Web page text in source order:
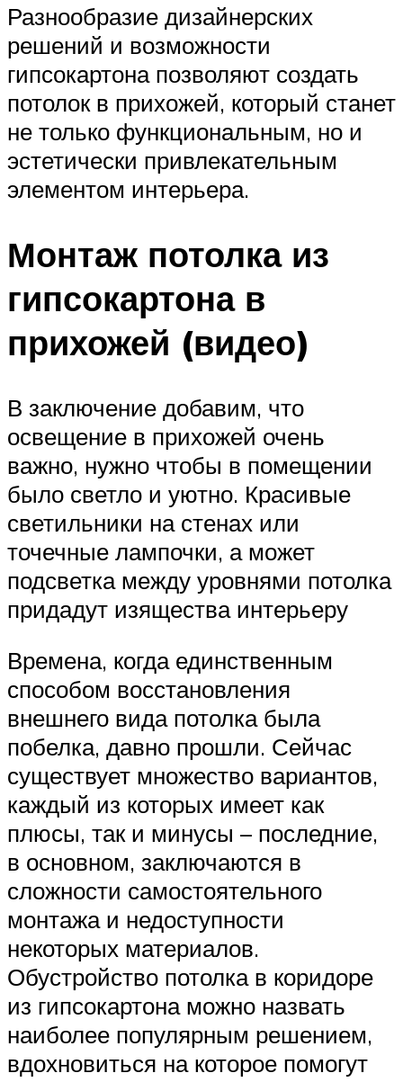
Разнообразие дизайнерских
решений и возможности
гипсокартона позволяют создать
потолок в прихожей, который станет
не только функциональным, но и
эстетически привлекательным
элементом интерьера.
Монтаж потолка из
гипсокартона в
прихожей (видео)
В заключение добавим, что
освещение в прихожей очень
важно, нужно чтобы в помещении
было светло и уютно. Красивые
светильники на стенах или
точечные лампочки, а может
подсветка между уровнями потолка
придадут изящества интерьеру
Времена, когда единственным
способом восстановления
внешнего вида потолка была
побелка, давно прошли. Сейчас
существует множество вариантов,
каждый из которых имеет как
плюсы, так и минусы – последние,
в основном, заключаются в
сложности самостоятельного
монтажа и недоступности
некоторых материалов.
Обустройство потолка в коридоре
из гипсокартона можно назвать
наиболее популярным решением,
вдохновиться на которое помогут